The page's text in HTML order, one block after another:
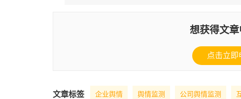
想获得文
点击立即
文章标签 企业舆情 舆情监测 公司舆情监测